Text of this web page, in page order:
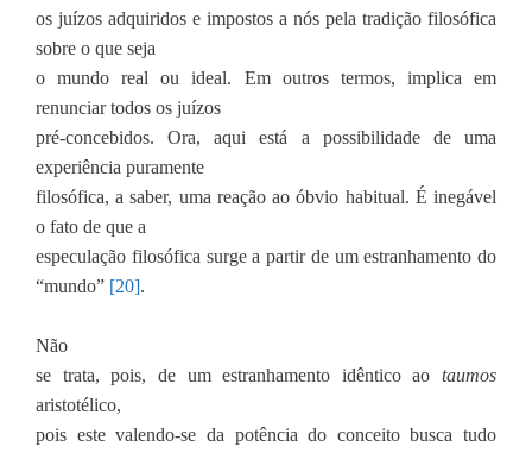
os juízos adquiridos e impostos a nós pela tradição filosófica
sobre o que seja
o mundo real ou ideal. Em outros termos, implica em
renunciar todos os juízos
pré-concebidos. Ora, aqui está a possibilidade de uma
experiência puramente
filosófica, a saber, uma reação ao óbvio habitual. É inegável
o fato de que a
especulação filosófica surge a partir de um estranhamento do
“mundo” [20].
Não
se trata, pois, de um estranhamento idêntico ao taumos
aristotélico,
pois este valendo-se da potência do conceito busca tudo